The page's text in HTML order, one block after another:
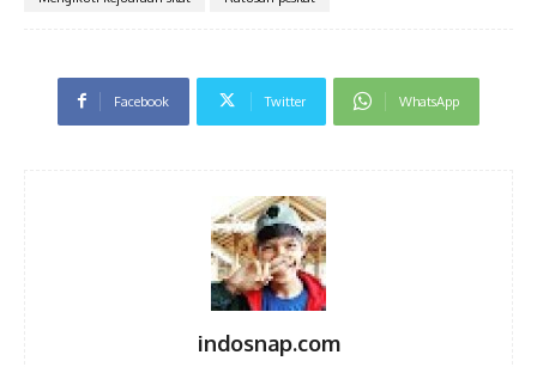
Facebook Twitter WhatsApp
indosnap.com